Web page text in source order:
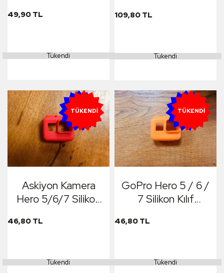
49,90 TL
Tükendi
109,80 TL
Tükendi
YENI
TÜKENDI
Askiyon Kamera
Hero 5/6/7 Silikon
46,80 TL
Tükendi
YENI
TÜKENDI
GoPro Hero 5 / 6 /
7 Silikon Kılıf
46,80 TL
Tükendi